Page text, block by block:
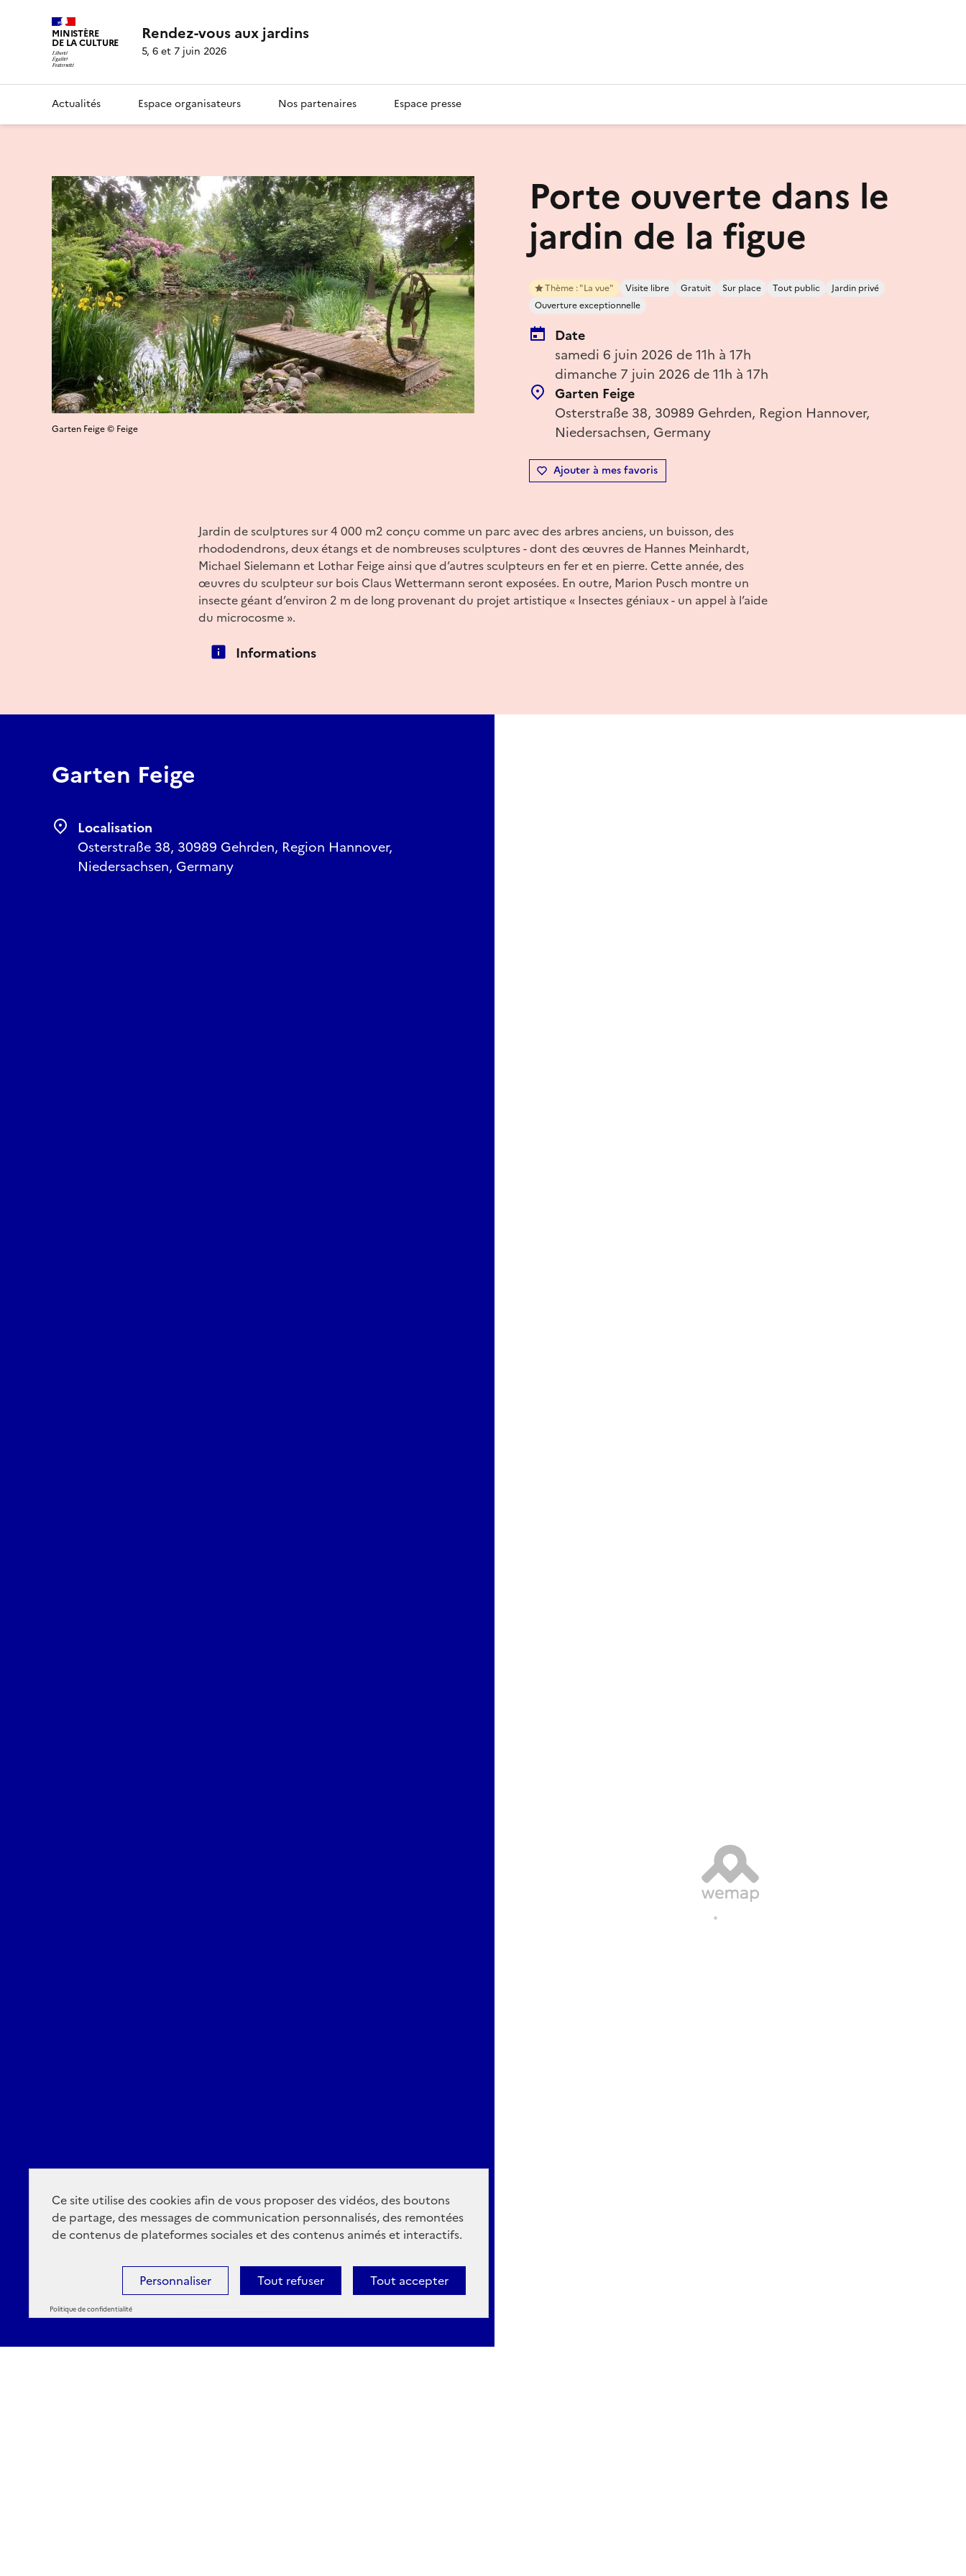
Ce site utilise des cookies afin de vous proposer des vidéos, des boutons
de partage, des messages de communication personnalisés, des remontées
de contenus de plateformes sociales et des contenus animés et interactifs.
Tout accepter
Tout refuser
Personnaliser
Politique de confidentialité
MINISTÈRE
DE LA CULTURE Rendez-vous aux jardins
5, 6 et 7 juin 2026
Actualités Espace organisateurs Nos partenaires Espace presse
Porte ouverte dans le
jardin de la figue
Thème : "La vue" Visite libre Gratuit Sur place Tout public
Jardin privé
Ouverture exceptionnelle
Date
samedi 6 juin 2026 de 11h à 17h
dimanche 7 juin 2026 de 11h à 17h
Garten Feige
Osterstraße 38, 30989 Gehrden, Region Hannover,
Niedersachsen, Germany
Ajouter à mes favoris
Garten Feige © Feige
Jardin de sculptures sur 4 000 m2 conçu comme un parc avec des arbres anciens, un buisson, des
rhododendrons, deux étangs et de nombreuses sculptures - dont des œuvres de Hannes Meinhardt,
Michael Sielemann et Lothar Feige ainsi que d’autres sculpteurs en fer et en pierre. Cette année, des
œuvres du sculpteur sur bois Claus Wettermann seront exposées. En outre, Marion Pusch montre un
insecte géant d’environ 2 m de long provenant du projet artistique « Insectes géniaux - un appel à l’aide
du microcosme ».
Informations
Garten Feige
Localisation
Osterstraße 38, 30989 Gehrden, Region Hannover,
Niedersachsen, Germany